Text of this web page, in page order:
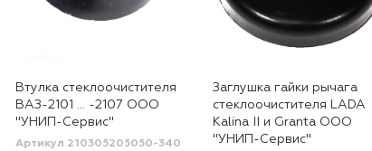
Втулка стеклоочистителя
ВАЗ-2101 … -2107 ООО
"УНИП-Сервис"
Артикул 210305205050-340
Заглушка гайки рычага
стеклоочистителя LADA
Kalina II и Granta ООО
"УНИП-Сервис"